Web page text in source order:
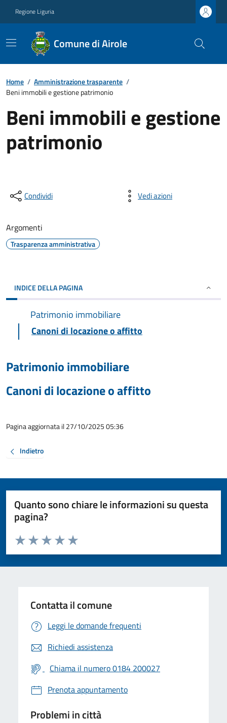
Regione Liguria
Comune di Airole
Home / Amministrazione trasparente /
Beni immobili e gestione patrimonio
Beni immobili e gestione
patrimonio
Condividi Vedi azioni
Argomenti
Trasparenza amministrativa
INDICE DELLA PAGINA
Patrimonio immobiliare
Canoni di locazione o affitto
Patrimonio immobiliare
Canoni di locazione o affitto
Pagina aggiornata il 27/10/2025 05:36
Indietro
Quanto sono chiare le informazioni su questa
pagina?
Valuta da 1 a 5 stelle la pagina
Valuta 5 stelle su 5
Valuta 4 stelle su 5
Valuta 3 stelle su 5
Valuta 2 stelle su 5
Valuta 1 stelle su 5
Contatta il comune
Leggi le domande frequenti
Richiedi assistenza
Chiama il numero 0184 200027
Prenota appuntamento
Problemi in città